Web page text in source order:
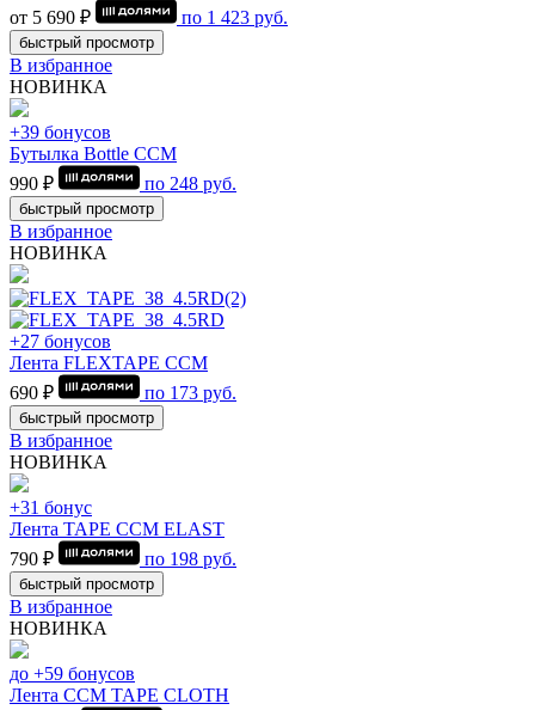
от 5 690 ₽
по 1 423 руб.
быстрый просмотр
В избранное
НОВИНКА
+39 бонусов
Бутылка Bottle CCM
990 ₽
по 248 руб.
быстрый просмотр
В избранное
НОВИНКА
+27 бонусов
Лента FLEXTAPE CCM
690 ₽
по 173 руб.
быстрый просмотр
В избранное
НОВИНКА
+31 бонус
Лента TAPE CCM ELAST
790 ₽
по 198 руб.
быстрый просмотр
В избранное
НОВИНКА
до +59 бонусов
Лента CCM TAPE CLOTH